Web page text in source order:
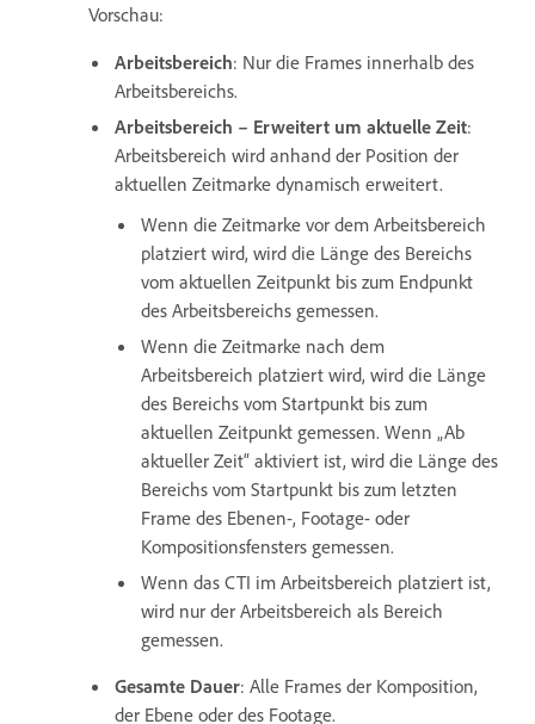
Vorschau:
Arbeitsbereich: Nur die Frames innerhalb des
Arbeitsbereichs.
Arbeitsbereich – Erweitert um aktuelle Zeit:
Arbeitsbereich wird anhand der Position der
aktuellen Zeitmarke dynamisch erweitert.
Wenn die Zeitmarke vor dem Arbeitsbereich
platziert wird, wird die Länge des Bereichs
vom aktuellen Zeitpunkt bis zum Endpunkt
des Arbeitsbereichs gemessen.
Wenn die Zeitmarke nach dem
Arbeitsbereich platziert wird, wird die Länge
des Bereichs vom Startpunkt bis zum
aktuellen Zeitpunkt gemessen. Wenn „Ab
aktueller Zeit“ aktiviert ist, wird die Länge des
Bereichs vom Startpunkt bis zum letzten
Frame des Ebenen-, Footage- oder
Kompositionsfensters gemessen.
Wenn das CTI im Arbeitsbereich platziert ist,
wird nur der Arbeitsbereich als Bereich
gemessen.
Gesamte Dauer: Alle Frames der Komposition,
der Ebene oder des Footage.